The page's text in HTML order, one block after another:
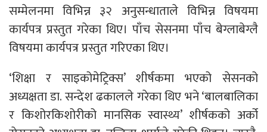
सम्मेलनमा विभिन्न ३२ अनुसन्धाताले विभिन्न विषयमा
कार्यपत्र प्रस्तुत गरेका थिए। पाँच सेसनमा पाँच बेग्लाबेग्लै
विषयमा कार्यपत्र प्रस्तुत गरिएका थिए।
‘शिक्षा र साइकोमेट्रिक्स’ शीर्षकमा भएको सेसनको
अध्यक्षता डा. सन्देश ढकालले गरेका थिए भने ‘बालबालिका
र किशोरकिशोरीको मानसिक स्वास्थ्य’ शीर्षकको अर्को